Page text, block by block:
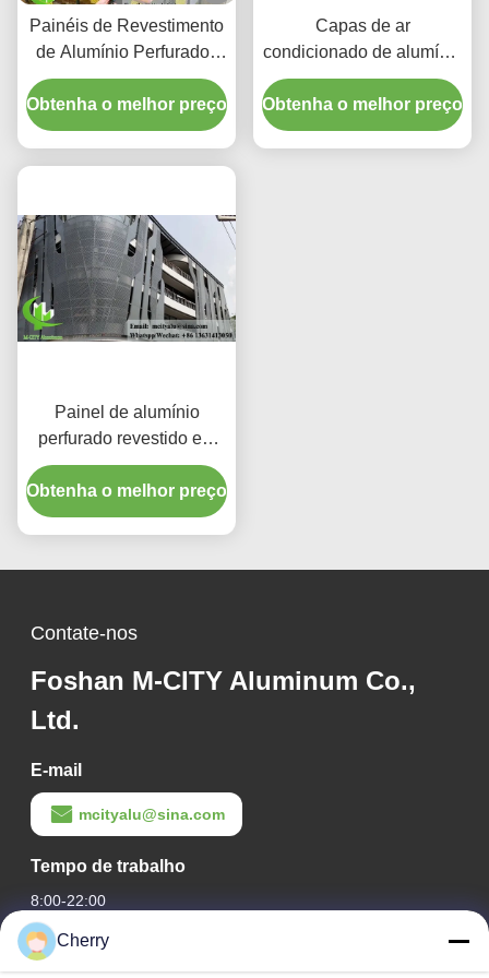
Painéis de Revestimento
de Alumínio Perfurados
CNC Personalizados
com Liga 3003 H14/H24
e Revestimento PVDF
Obtenha o melhor preço
Capas de ar
condicionado de alumínio
premium | Telas de
proteção decorativas
Obtenha o melhor preço
Painel de alumínio
perfurado revestido em
pó com cores RAL
personalizadas e padrões
de corte a laser para
Obtenha o melhor preço
Contate-nos
Foshan M-CITY Aluminum Co.,
Ltd.
E-mail
mcityalu@sina.com
Tempo de trabalho
8:00-22:00
O nosso endereço
Cherry